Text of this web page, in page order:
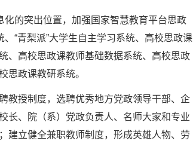
化的突出位置，加强国家智慧教育平台思政
“青梨派”大学生自主学习系统、高校思政课
、高校思政课教师基础数据系统、高校思政
思政课教研系统。
教授制度，选聘优秀地方党政领导干部、企
长、院（系）党政负责人、名师大家和专业
建立健全兼职教师制度，形成英雄人物、劳